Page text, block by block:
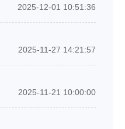
2025-12-01 10:51:36
2025-11-27 14:21:57
2025-11-21 10:00:00